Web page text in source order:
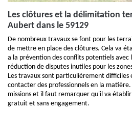
Les clôtures et la délimitation
Aubert dans le 59129
De nombreux travaux se font pour les
de mettre en place des clôtures. Cela va
a la prévention des conflits potentiels avec
réduction de disputes inutiles pour les
Les travaux sont particulièrement
contacter des professionnels en la
missions et il faut remarquer qu'il va
gratuit et sans engagement.